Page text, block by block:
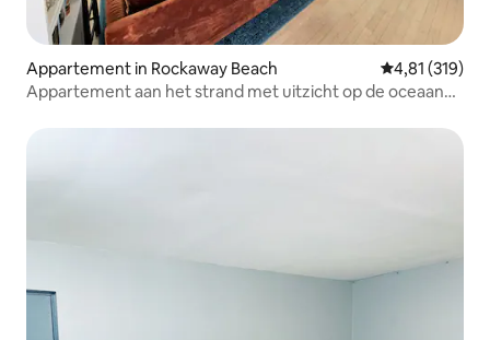
Appartement in Rockaway Beach Gemiddelde
4,81 (319)
Appartement aan het strand met uitzicht op de oceaan